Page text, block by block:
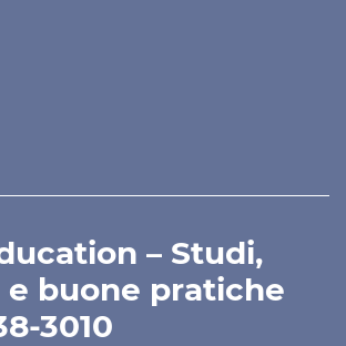
– Studi,
buone pratiche
3010